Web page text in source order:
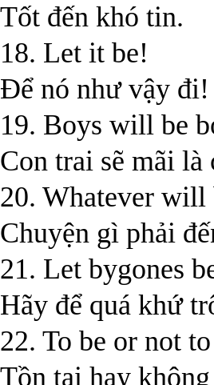
Tốt đến khó tin.
18. Let it be!
Để nó như vậy đi!
19. Boys will be
Con trai sẽ mãi
20. Whatever
Chuyện gì phải
21. Let bygones
Hãy để quá khứ
22. To be or not
Tồn tại hay